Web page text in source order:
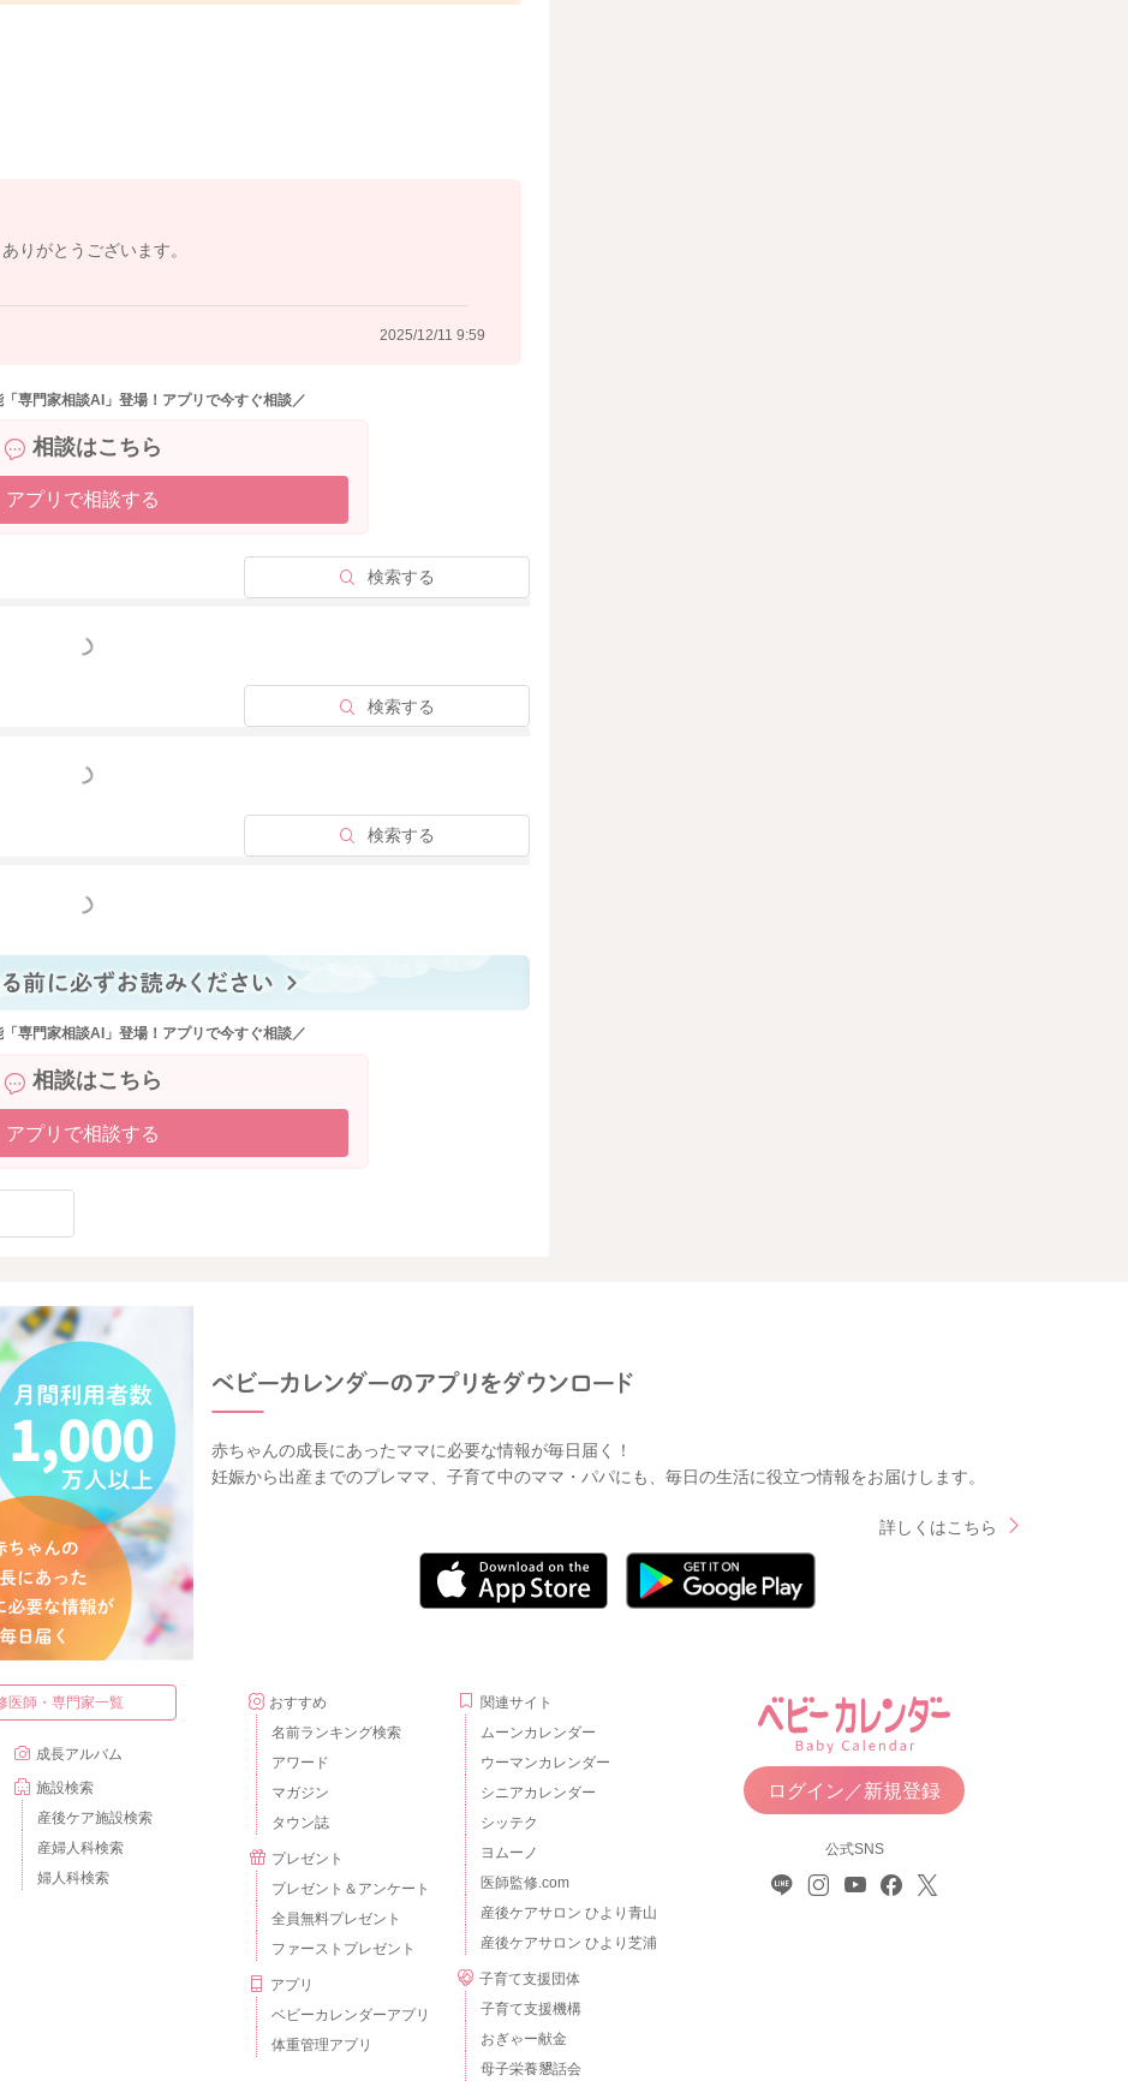
りがとうございます。
2025/12/11 9:59
専門家相談AI」登場！アプリで今すぐ相談／
相談はこちら
アプリで相談する
検索する
もっと見る
検索する
もっと見る
検索する
もっと見る
専門家相談AI」登場！アプリで今すぐ相談／
相談はこちら
アプリで相談する
赤ちゃんの成長にあったママに必要な情報が毎日届く！
妊娠から出産までのプレママ、子育て中のママ・パパにも、毎日の生活に役立つ情報をお届けします。
詳しくはこちら
医師・専門家一覧
成長アルバム
施設検索
産後ケア施設検索
産婦人科検索
婦人科検索
おすすめ
名前ランキング検索
アワード
マガジン
タウン誌
プレゼント
プレゼント＆アンケート
全員無料プレゼント
ファーストプレゼント
アプリ
ベビーカレンダーアプリ
体重管理アプリ
関連サイト
ムーンカレンダー
ウーマンカレンダー
シニアカレンダー
シッテク
ヨムーノ
医師監修.com
産後ケアサロン ひより青山
産後ケアサロン ひより芝浦
子育て支援団体
子育て支援機構
おぎゃー献金
母子栄養懇話会
ログイン／新規登録
公式SNS